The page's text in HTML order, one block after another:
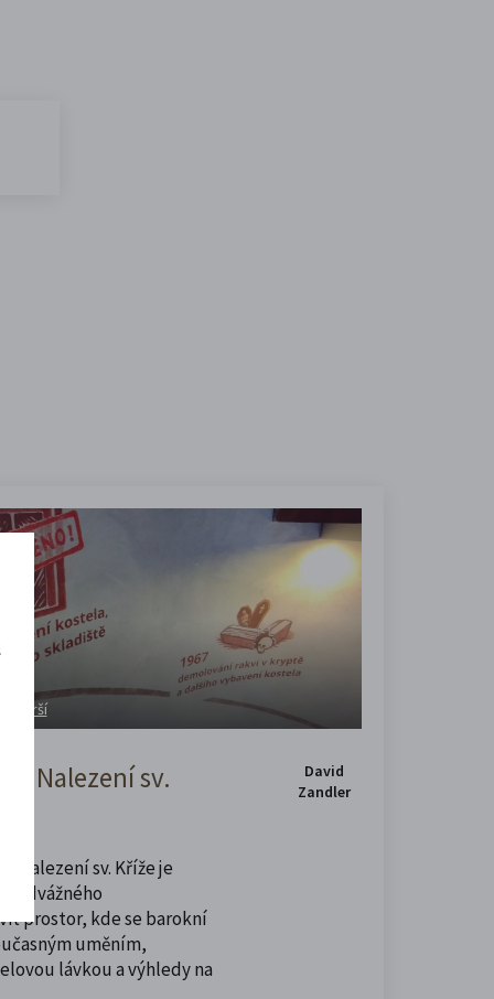
návrší
Nalezení sv.
Nalezení sv. Kříže je
odvážného
prostor, kde se barokní
uměním,
lávkou a výhledy na
David
Zandler